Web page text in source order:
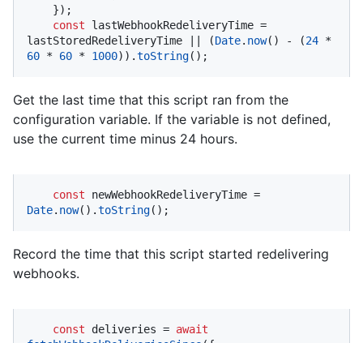
const lastWebhookRedeliveryTime =
lastStoredRedeliveryTime || (Date. now() - (24
60 * 60 * 1000)).toString();
Get the last time that this script ran from the
configuration variable. If the variable is not defined,
use the current time minus 24 hours.
const
Date. now().toString();
Record the time that this script started redelivering
webhooks.
const deliveries = await